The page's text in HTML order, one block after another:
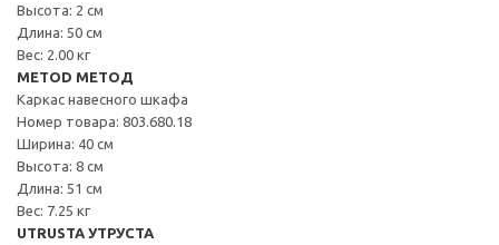
Высота: 2 см
Длина: 50 см
Вес: 2.00 кг
METOD МЕТОД
Каркас навесного шкафа
Номер товара: 803.680.18
Ширина: 40 см
Высота: 8 см
Длина: 51 см
Вес: 7.25 кг
UTRUSTA УТРУСТА